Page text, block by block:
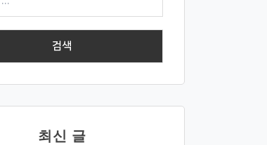
최신 글